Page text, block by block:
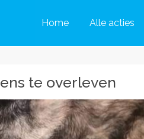
Home Alle acties
te overleven